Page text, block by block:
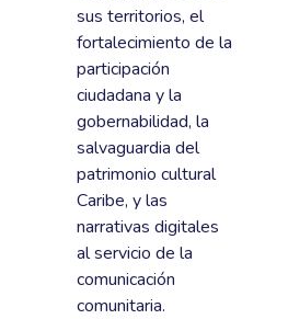
sus territorios, el
fortalecimiento de la
participación
ciudadana y la
gobernabilidad, la
salvaguardia del
patrimonio cultural
Caribe, y las
narrativas digitales
al servicio de la
comunicación
comunitaria.